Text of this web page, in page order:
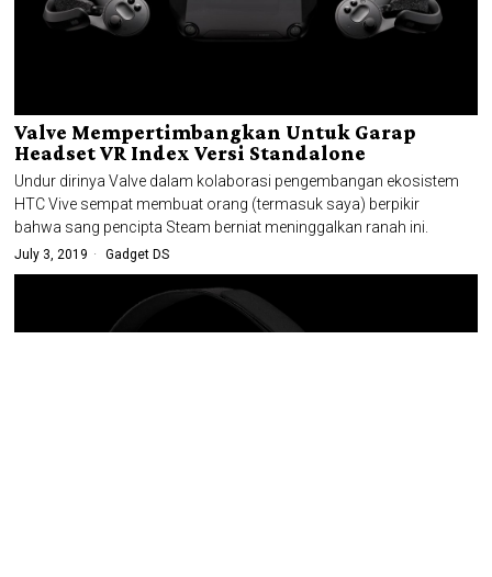
Valve Mempertimbangkan Untuk Garap
Headset VR Index Versi Standalone
Undur dirinya Valve dalam kolaborasi pengembangan ekosistem
HTC Vive sempat membuat orang (termasuk saya) berpikir
bahwa sang pencipta Steam berniat meninggalkan ranah ini.
July 3, 2019 Gadget DS